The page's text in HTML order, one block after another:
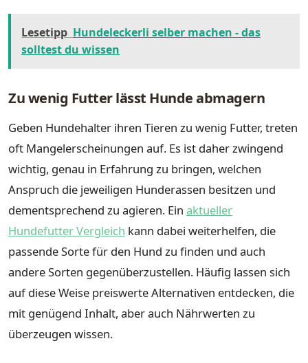
Lesetipp Hundeleckerli selber machen - das
solltest du wissen
Zu wenig Futter lässt Hunde abmagern
Geben Hundehalter ihren Tieren zu wenig Futter, treten
oft Mangelerscheinungen auf. Es ist daher zwingend
wichtig, genau in Erfahrung zu bringen, welchen
Anspruch die jeweiligen Hunderassen besitzen und
dementsprechend zu agieren. Ein aktueller
Hundefutter Vergleich kann dabei weiterhelfen, die
passende Sorte für den Hund zu finden und auch
andere Sorten gegenüberzustellen. Häufig lassen sich
auf diese Weise preiswerte Alternativen entdecken, die
mit genügend Inhalt, aber auch Nährwerten zu
überzeugen wissen.